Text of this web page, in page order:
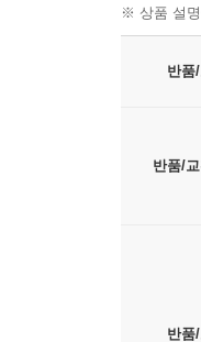
※ 상품 설
반품
반품/
반품